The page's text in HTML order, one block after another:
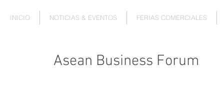
INICIO NOTICIAS & EVENTOS FERIAS COMERCIALES
Asean Business Forum